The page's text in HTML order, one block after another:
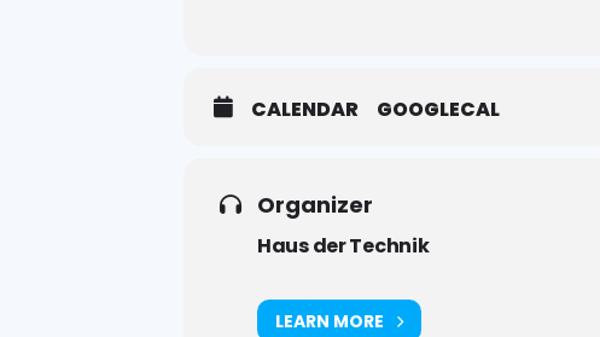
CALENDAR GOOGLECAL
Organizer
Haus der Technik
LEARN MORE